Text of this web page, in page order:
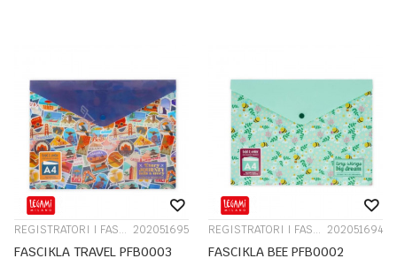
REGISTRATORI I FASCIKLE 202051695
FASCIKLA TRAVEL PFB0003
REGISTRATORI I FASCIKLE 202051694
FASCIKLA BEE PFB0002